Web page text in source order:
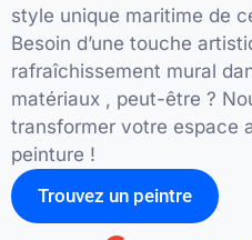
style unique maritime de
Besoin d’une touche
rafraîchissement mural
matériaux , peut-être ?
transformer votre espace
peinture !
Trouvez un peintre